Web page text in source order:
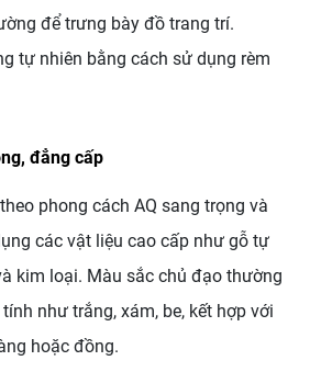
để trưng bày đồ trang trí.
tự nhiên bằng cách sử dụng rèm
đẳng cấp
phong cách AQ sang trọng và
các vật liệu cao cấp như gỗ tự
kim loại. Màu sắc chủ đạo thường
như trắng, xám, be, kết hợp với
hoặc đồng.